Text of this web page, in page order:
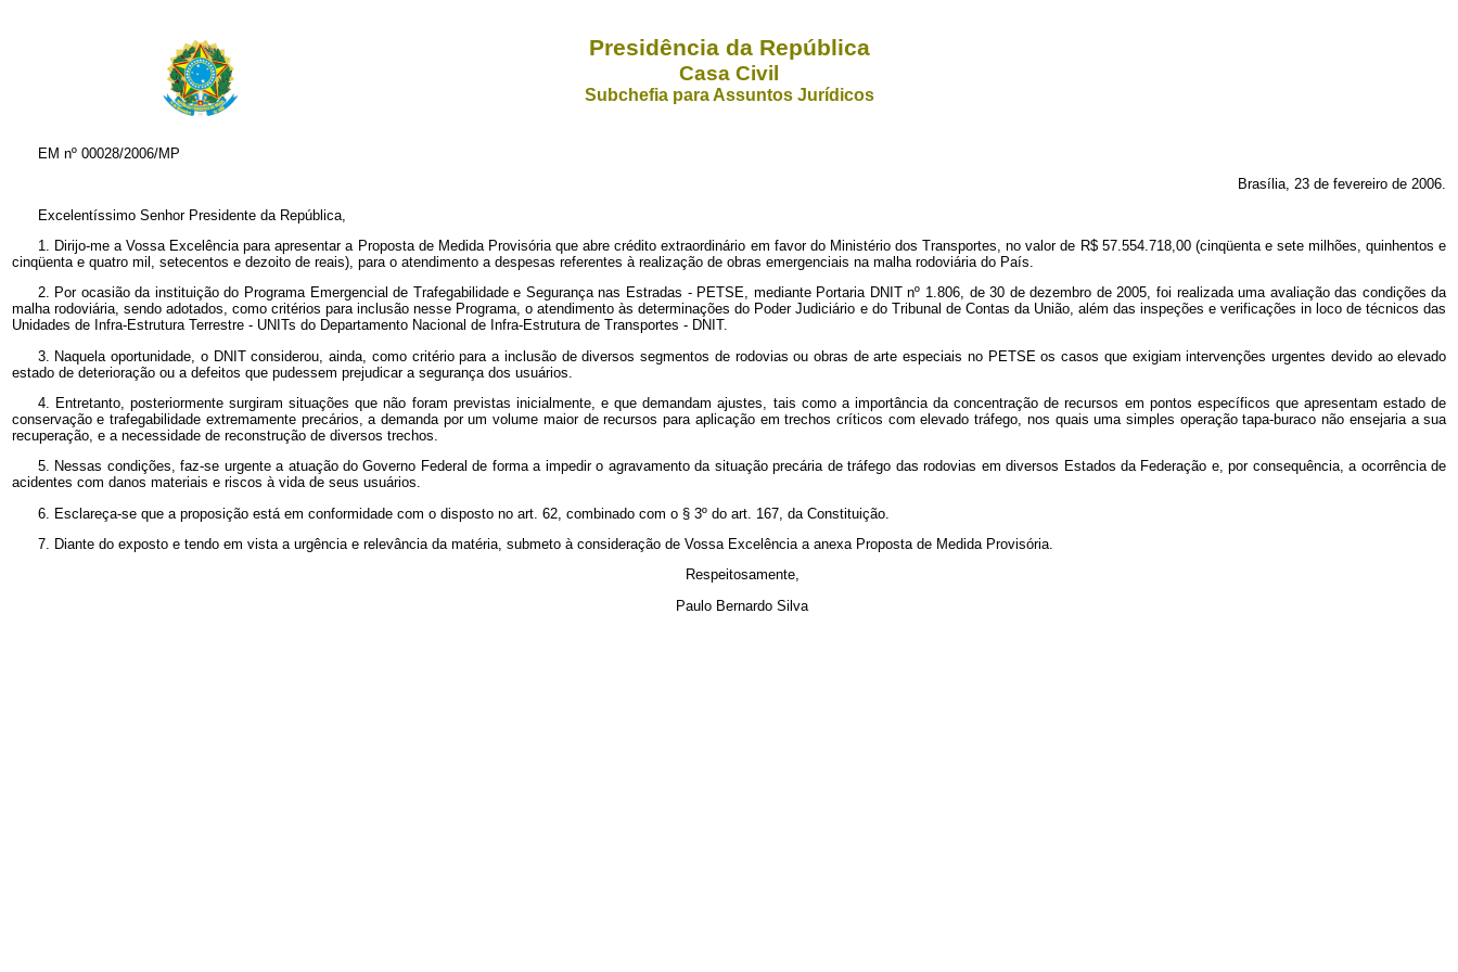
Presidência da República
Casa Civil
Subchefia para Assuntos Jurídicos
EM nº 00028/2006/MP
Brasília, 23 de fevereiro de 2006.
Excelentíssimo Senhor Presidente da República,
1. Dirijo-me a Vossa Excelência para apresentar a Proposta de Medida Provisória que abre crédito extraordinário em favor do Ministério dos Transportes, no valor de R$ 57.554.718,00 (cinqüenta e sete milhões, quinhentos e
cinqüenta e quatro mil, setecentos e dezoito de reais), para o atendimento a despesas referentes à realização de obras emergenciais na malha rodoviária do País.
2. Por ocasião da instituição do Programa Emergencial de Trafegabilidade e Segurança nas Estradas - PETSE, mediante Portaria DNIT nº 1.806, de 30 de dezembro de 2005, foi realizada uma avaliação das condições da
malha rodoviária, sendo adotados, como critérios para inclusão nesse Programa, o atendimento às determinações do Poder Judiciário e do Tribunal de Contas da União, além das inspeções e verificações in loco de técnicos das
Unidades de Infra-Estrutura Terrestre - UNITs do Departamento Nacional de Infra-Estrutura de Transportes - DNIT.
3. Naquela oportunidade, o DNIT considerou, ainda, como critério para a inclusão de diversos segmentos de rodovias ou obras de arte especiais no PETSE os casos que exigiam intervenções urgentes devido ao elevado
estado de deterioração ou a defeitos que pudessem prejudicar a segurança dos usuários.
4. Entretanto, posteriormente surgiram situações que não foram previstas inicialmente, e que demandam ajustes, tais como a importância da concentração de recursos em pontos específicos que apresentam estado de
conservação e trafegabilidade extremamente precários, a demanda por um volume maior de recursos para aplicação em trechos críticos com elevado tráfego, nos quais uma simples operação tapa-buraco não ensejaria a sua
recuperação, e a necessidade de reconstrução de diversos trechos.
5. Nessas condições, faz-se urgente a atuação do Governo Federal de forma a impedir o agravamento da situação precária de tráfego das rodovias em diversos Estados da Federação e, por consequência, a ocorrência de
acidentes com danos materiais e riscos à vida de seus usuários.
6. Esclareça-se que a proposição está em conformidade com o disposto no art. 62, combinado com o § 3º do art. 167, da Constituição.
7. Diante do exposto e tendo em vista a urgência e relevância da matéria, submeto à consideração de Vossa Excelência a anexa Proposta de Medida Provisória.
Respeitosamente,
Paulo Bernardo Silva